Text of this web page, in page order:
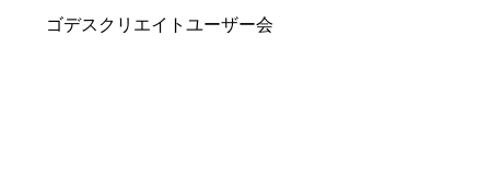
ゴデスクリエイトユーザー会